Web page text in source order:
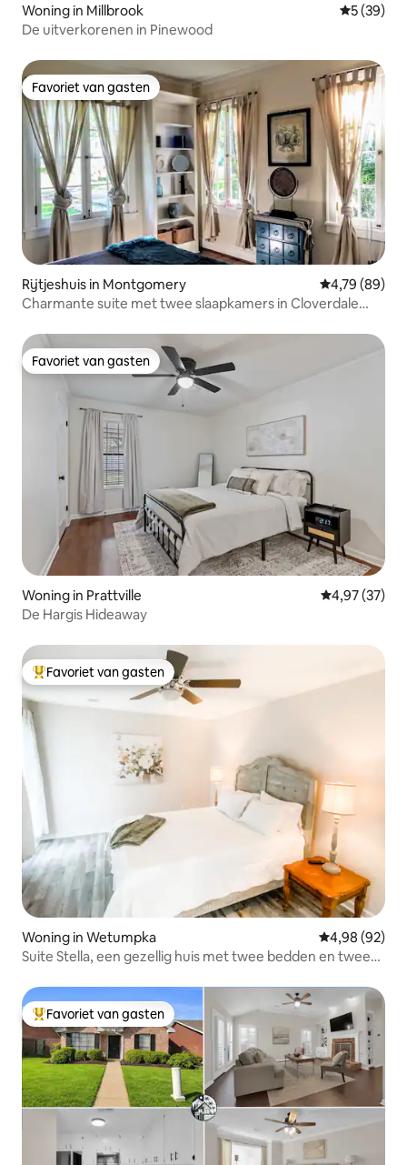
Woning in Millbrook
5 (39)
De uitverkorenen in Pinewood
Favoriet van gasten
Favoriet van gasten
Rijtjeshuis in Montgomery Gemiddelde
4,79 (89)
Charmante suite met twee slaapkamers in Cloverdale
Favoriet van gasten
Favoriet van gasten
Woning in Prattville Gemiddelde
4,97 (37)
De Hargis Hideaway
Topfavoriet van gasten
Favoriet van gasten
Woning in Wetumpka Gemiddelde
4,98 (92)
Suite Stella, een gezellig huis met twee bedden en twee
Topfavoriet van gasten
Favoriet van gasten